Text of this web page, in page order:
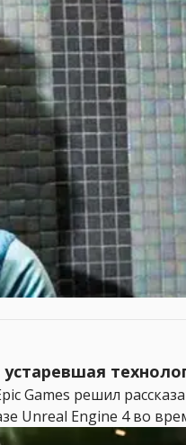
Games решил
Unreal Engine 4 во